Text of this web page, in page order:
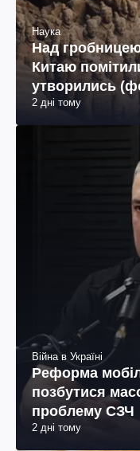
Наука
Над
Китаю
утворились
2 дні тому
Війна в Україні
Реформа
позбутися
проблему СЗЧ
2 дні тому